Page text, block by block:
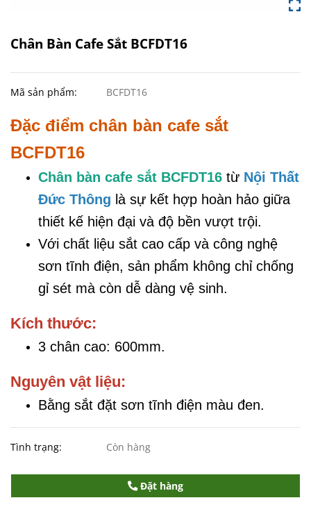
Chân Bàn Cafe Sắt BCFDT16
Mã sản phẩm: BCFDT16
Đặc điểm chân bàn cafe sắt
BCFDT16
Chân bàn cafe sắt BCFDT16 từ Nội Thất
Đức Thông là sự kết hợp hoàn hảo giữa
thiết kế hiện đại và độ bền vượt trội.
Với chất liệu sắt cao cấp và công nghệ
sơn tĩnh điện, sản phẩm không chỉ chống
gỉ sét mà còn dễ dàng vệ sinh.
Kích thước:
3 chân cao: 600mm.
Nguyên vật liệu:
Bằng sắt đặt sơn tĩnh điện màu đen.
Tình trạng: Còn hàng
Đặt hàng